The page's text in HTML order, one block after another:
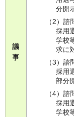
議
事
分開
（2）
採用
学校
求に
（3）
採用
部分
（4）
採用
学校